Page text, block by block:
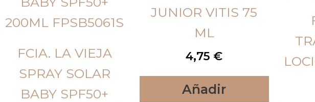
FCIA. LA VIEJA
SPRAY SOLAR
BABY SPF50+
JUNIOR VITIS 75
ML
4,75 €
Añadir